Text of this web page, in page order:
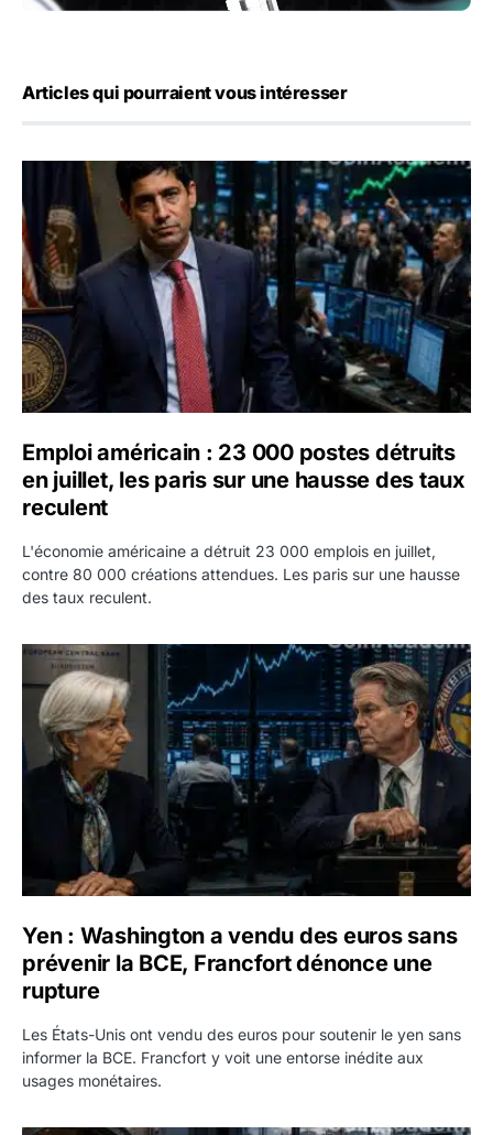
Articles qui pourraient vous intéresser
Emploi américain : 23 000 postes détruits en juillet, les
Emploi américain : 23 000 postes détruits
en juillet, les paris sur une hausse des taux
reculent
L'économie américaine a détruit 23 000 emplois en juillet,
contre 80 000 créations attendues. Les paris sur une hausse
des taux reculent.
Yen : Washington a vendu des euros sans prévenir la
Yen : Washington a vendu des euros sans
prévenir la BCE, Francfort dénonce une
rupture
Les États-Unis ont vendu des euros pour soutenir le yen sans
informer la BCE. Francfort y voit une entorse inédite aux
usages monétaires.